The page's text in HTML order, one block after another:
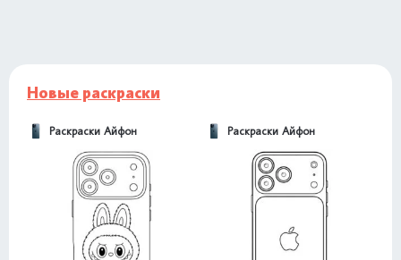
Новые раскраски
Раскраски Айфон Раскраски Айфон